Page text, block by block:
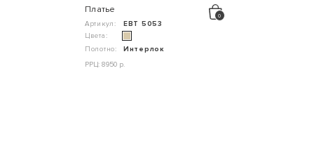
Платье
Артикул:
ЕВТ 5053
Цвета:
Полотно:
Интерлок
РРЦ: 8950 р.